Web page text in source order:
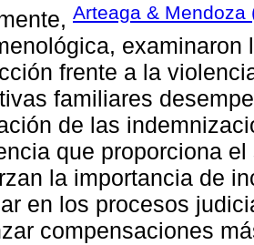
Arteaga & Mendoza
frente a la
familiares
de las
que proporciona
la importancia de
en los procesos
compensaciones